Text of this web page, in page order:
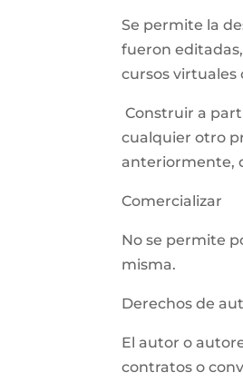
Se permite la
fueron
cursos virtuales
Construir a
cualquier otro
anteriormente,
Comercializar
No se permite
misma.
Derechos de
El autor o
contratos o